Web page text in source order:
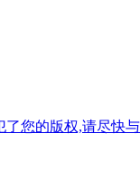
您的版权,请尽快